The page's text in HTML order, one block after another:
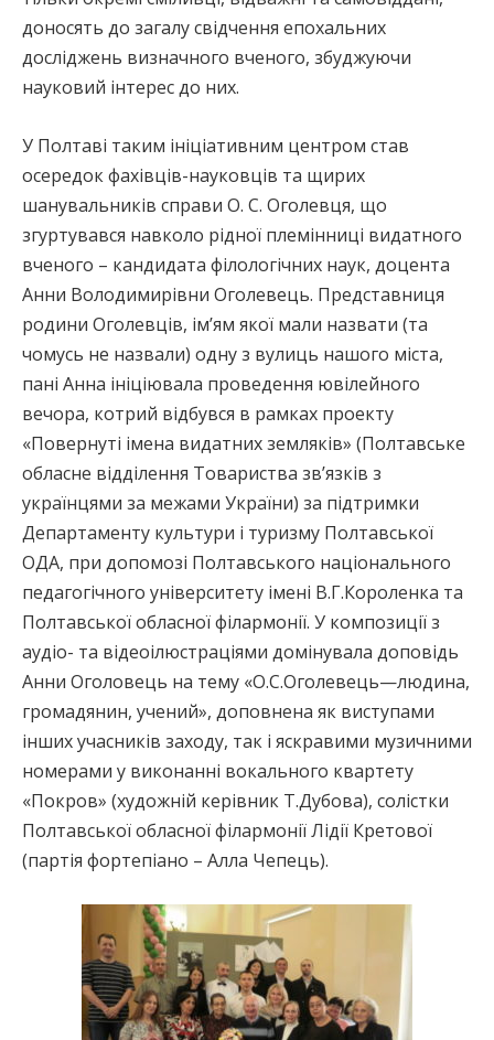
доносять до загалу свідчення епохальних
досліджень визначного вченого, збуджуючи
науковий інтерес до них.
У Полтаві таким ініціативним центром став
осередок фахівців-науковців та щирих
шанувальників справи О. С. Оголевця, що
згуртувався навколо рідної племінниці видатного
вченого – кандидата філологічних наук, доцента
Анни Володимирівни Оголевець. Представниця
родини Оголевців, ім’ям якої мали назвати (та
чомусь не назвали) одну з вулиць нашого міста,
пані Анна ініціювала проведення ювілейного
вечора, котрий відбувся в рамках проекту
«Повернуті імена видатних земляків» (Полтавське
обласне відділення Товариства зв’язків з
українцями за межами України) за підтримки
Департаменту культури і туризму Полтавської
ОДА, при допомозі Полтавського національного
педагогічного університету імені В.Г.Короленка та
Полтавської обласної філармонії. У композиції з
аудіо- та відеоілюстраціями домінувала доповідь
Анни Оголовець на тему «О.С.Оголевець—людина,
громадянин, учений», доповнена як виступами
інших учасників заходу, так і яскравими музичними
номерами у виконанні вокального квартету
«Покров» (художній керівник Т.Дубова), солістки
Полтавської обласної філармонії Лідії Кретової
(партія фортепіано – Алла Чепець).